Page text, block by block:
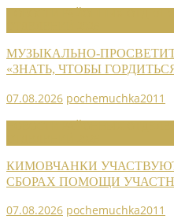
МУЗЫКАЛЬНО-
«ЗНАТЬ, ЧТОБЫ
07.08.2026 pochemuchka2011
КИМОВЧАНКИ
СБОРАХ ПОМОЩИ
07.08.2026 pochemuchka2011